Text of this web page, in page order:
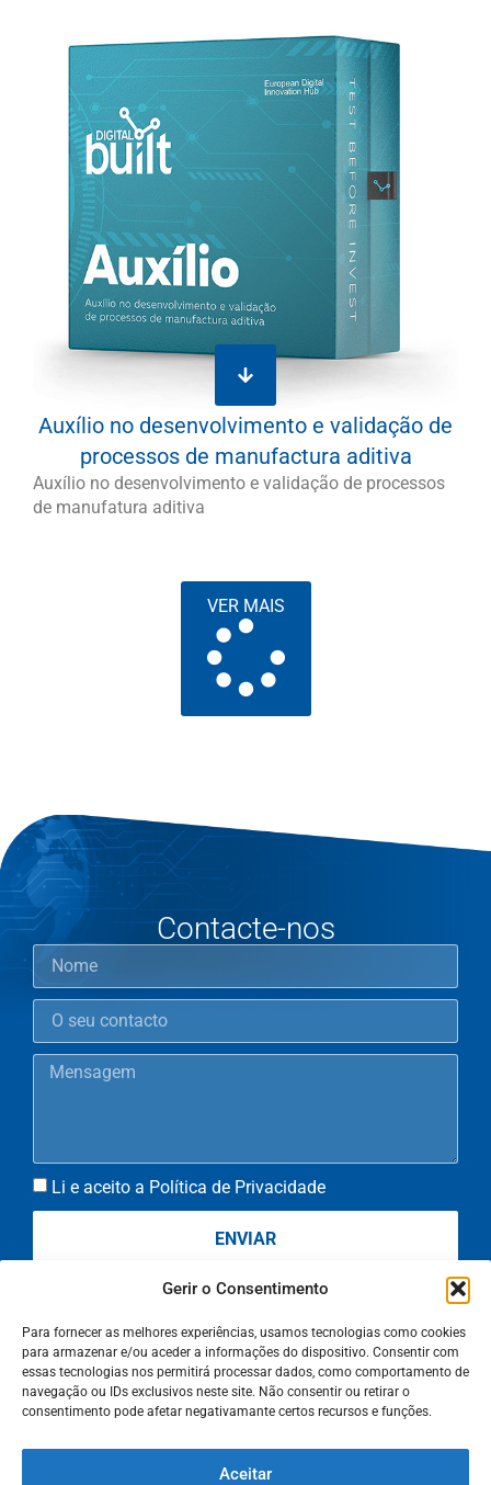
Gerir o Consentimento
Para fornecer as melhores experiências, usamos tecnologias como cookies
para armazenar e/ou aceder a informações do dispositivo. Consentir com
essas tecnologias nos permitirá processar dados, como comportamento de
navegação ou IDs exclusivos neste site. Não consentir ou retirar o
consentimento pode afetar negativamante certos recursos e funções.
Aceitar
Auxílio no desenvolvimento e validação de
processos de manufactura aditiva
Auxílio no desenvolvimento e validação de processos
de manufatura aditiva
VER MAIS
Contacte-nos
Li e aceito a Política de Privacidade
ENVIAR
info@digitalbuilt.pt